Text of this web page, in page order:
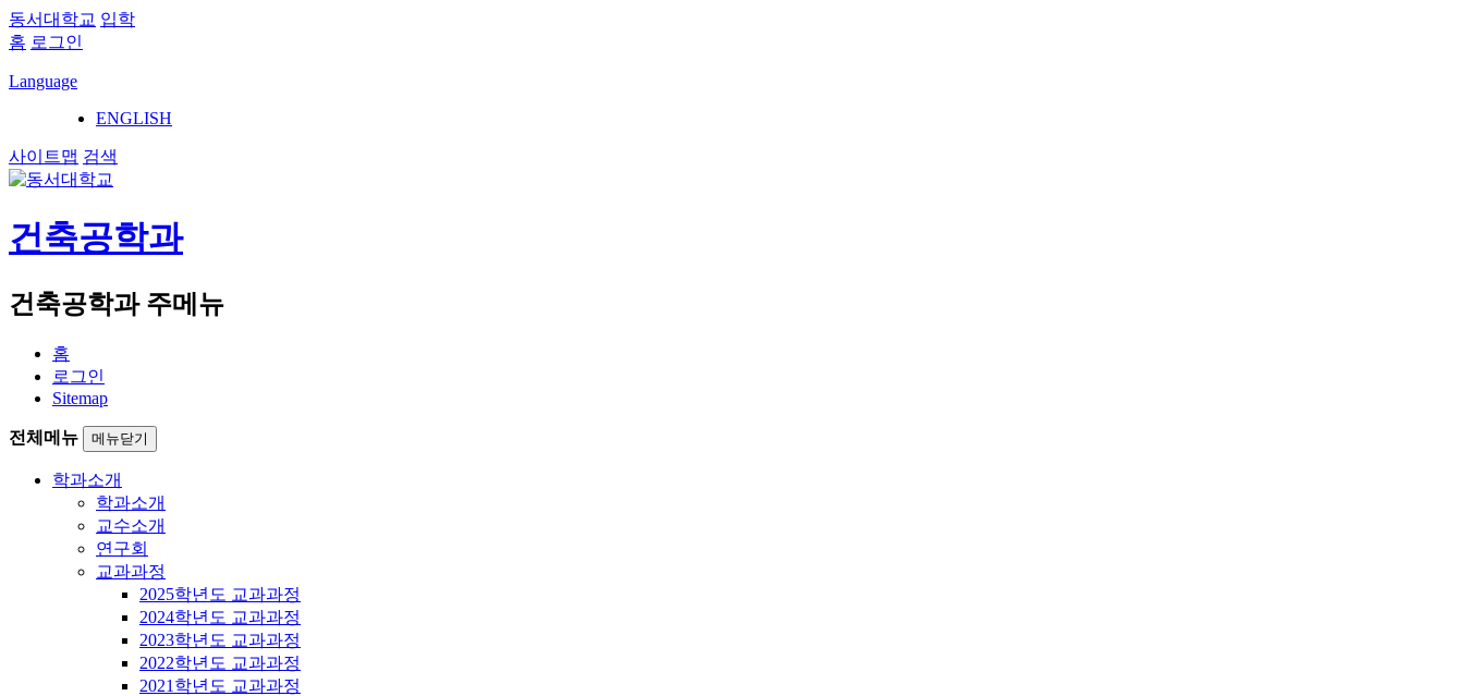
동서대학교 입학
홈 로그인
Language
ENGLISH
사이트맵 검색
건축공학과
건축공학과 주메뉴
홈
로그인
Sitemap
전체메뉴 메뉴닫기
학과소개
학과소개
교수소개
연구회
교과과정
2025학년도 교과과정
2024학년도 교과과정
2023학년도 교과과정
2022학년도 교과과정
2021학년도 교과과정